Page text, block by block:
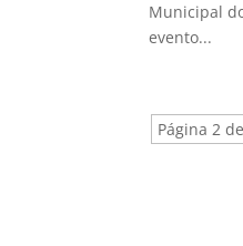
Municipal
evento...
Página 2